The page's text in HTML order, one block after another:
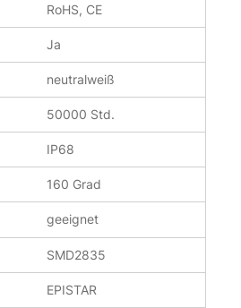
RoHS, CE
Ja
neutralweiß
50000 Std.
IP68
160 Grad
geeignet
SMD2835
EPISTAR